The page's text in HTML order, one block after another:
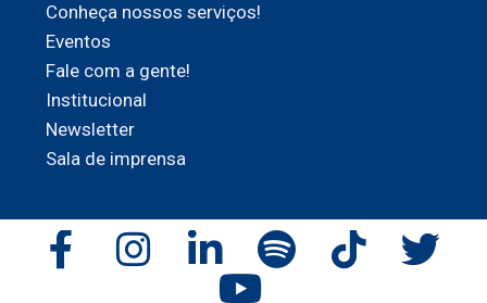
Conheça nossos serviços!
Eventos
Fale com a gente!
Institucional
Newsletter
Sala de imprensa